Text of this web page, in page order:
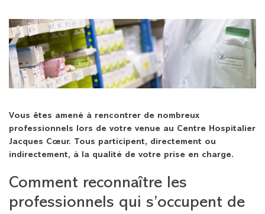
Vous êtes amené à rencontrer de nombreux
professionnels lors de votre venue au Centre Hospitalier
Jacques Cœur. Tous participent, directement ou
indirectement, à la qualité de votre prise en charge.
Comment reconnaître les
professionnels qui s’occupent de